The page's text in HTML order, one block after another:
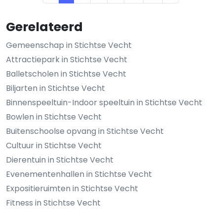
Gerelateerd
Gemeenschap in Stichtse Vecht
Attractiepark in Stichtse Vecht
Balletscholen in Stichtse Vecht
Biljarten in Stichtse Vecht
Binnenspeeltuin-Indoor speeltuin in Stichtse Vecht
Bowlen in Stichtse Vecht
Buitenschoolse opvang in Stichtse Vecht
Cultuur in Stichtse Vecht
Dierentuin in Stichtse Vecht
Evenementenhallen in Stichtse Vecht
Expositieruimten in Stichtse Vecht
Fitness in Stichtse Vecht